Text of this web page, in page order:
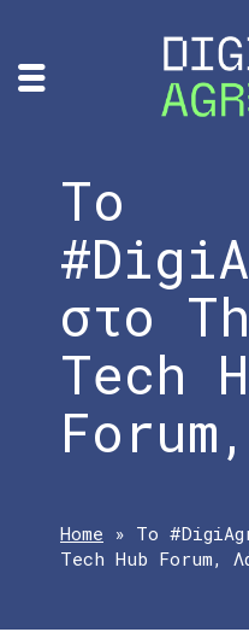
Το
στο
Tech
Home » Το
Tech Hub Forum,